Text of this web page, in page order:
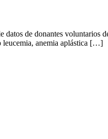
de donantes voluntarios
leucemia, anemia aplástica […]